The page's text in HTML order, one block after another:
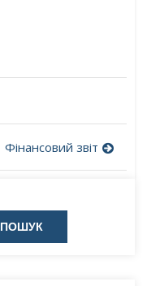
Фінансовий звіт
ПОШУК